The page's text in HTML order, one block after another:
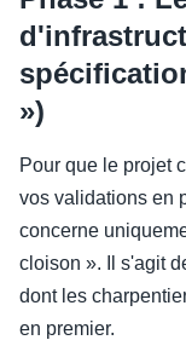
»)
Pour que le projet
vos validations en
concerne
cloison ». Il s'agit
dont les
en premier.